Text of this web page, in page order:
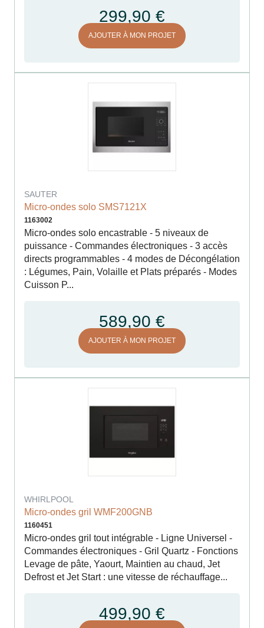
299,90 €
AJOUTER À MON PROJET
SAUTER
Micro-ondes solo SMS7121X
1163002
Micro-ondes solo encastrable - 5 niveaux de
puissance - Commandes électroniques - 3 accès
directs programmables - 4 modes de Décongélation
: Légumes, Pain, Volaille et Plats préparés - Modes
Cuisson P...
589,90 €
AJOUTER À MON PROJET
WHIRLPOOL
Micro-ondes gril WMF200GNB
1160451
Micro-ondes gril tout intégrable - Ligne Universel -
Commandes électroniques - Gril Quartz - Fonctions
Levage de pâte, Yaourt, Maintien au chaud, Jet
Defrost et Jet Start : une vitesse de réchauffage...
499,90 €